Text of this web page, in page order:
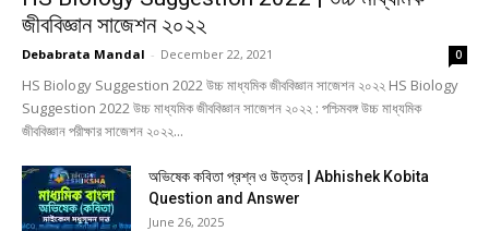
জীববিজ্ঞান সাজেশন ২০২২
Debabrata Mandal - December 22, 2021 0
HS Biology Suggestion 2022 উচ্চ মাধ্যমিক জীববিজ্ঞান সাজেশন ২০২২ HS Biology
Suggestion 2022 উচ্চ মাধ্যমিক জীববিজ্ঞান সাজেশন ২০২২ : পশ্চিমবঙ্গ উচ্চ মাধ্যমিক
জীববিজ্ঞান পরীক্ষার সাজেশন ২০২২...
অভিষেক কবিতা প্রশ্ন ও উত্তর | Abhishek Kobita
Question and Answer
June 26, 2025